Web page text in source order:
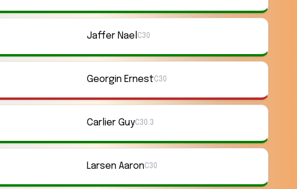
Jaffer Nael C30
Georgin ErnestC30
Carlier GuyC30.3
Larsen AaronC30